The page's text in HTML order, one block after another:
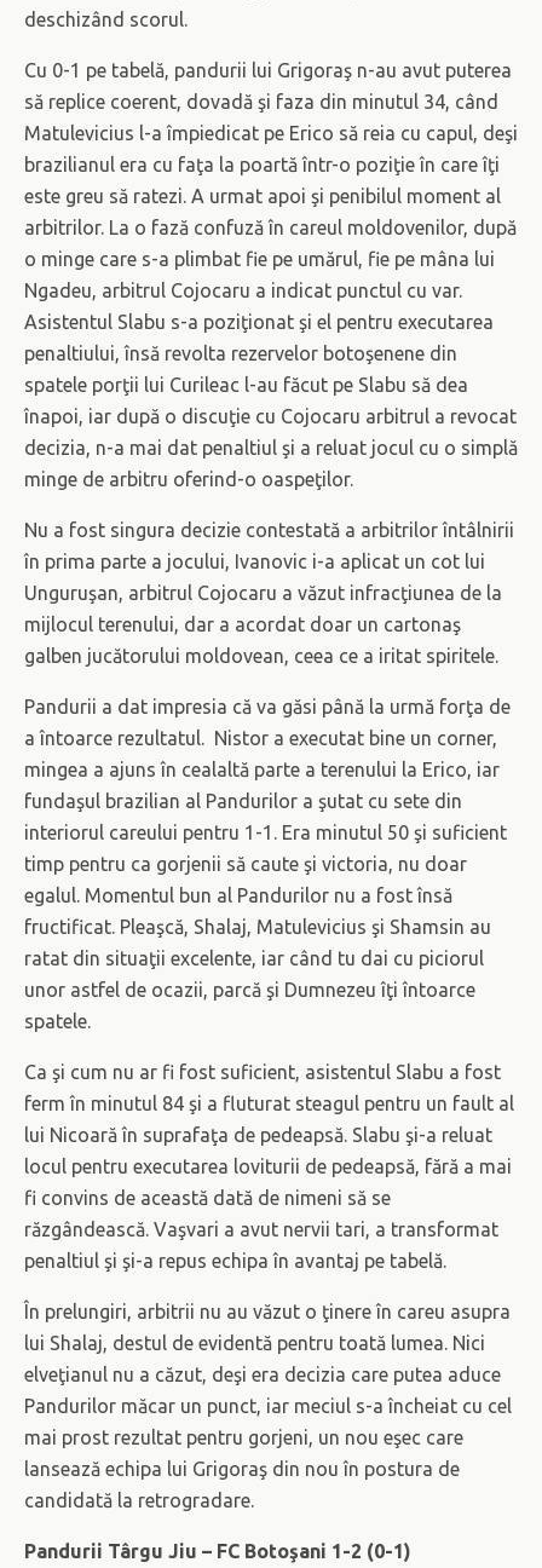
deschizând scorul.
Cu 0-1 pe tabelă, pandurii lui Grigoraş n-au avut puterea
să replice coerent, dovadă şi faza din minutul 34, când
Matulevicius l-a împiedicat pe Erico să reia cu capul, deşi
brazilianul era cu faţa la poartă într-o poziţie în care îţi
este greu să ratezi. A urmat apoi şi penibilul moment al
arbitrilor. La o fază confuză în careul moldovenilor, după
o minge care s-a plimbat fie pe umărul, fie pe mâna lui
Ngadeu, arbitrul Cojocaru a indicat punctul cu var.
Asistentul Slabu s-a poziţionat şi el pentru executarea
penaltiului, însă revolta rezervelor botoşenene din
spatele porţii lui Curileac l-au făcut pe Slabu să dea
înapoi, iar după o discuţie cu Cojocaru arbitrul a revocat
decizia, n-a mai dat penaltiul şi a reluat jocul cu o simplă
minge de arbitru oferind-o oaspeţilor.
Nu a fost singura decizie contestată a arbitrilor întâlnirii
în prima parte a jocului, Ivanovic i-a aplicat un cot lui
Unguruşan, arbitrul Cojocaru a văzut infracţiunea de la
mijlocul terenului, dar a acordat doar un cartonaş
galben jucătorului moldovean, ceea ce a iritat spiritele.
Pandurii a dat impresia că va găsi până la urmă forţa de
a întoarce rezultatul. Nistor a executat bine un corner,
mingea a ajuns în cealaltă parte a terenului la Erico, iar
fundaşul brazilian al Pandurilor a şutat cu sete din
interiorul careului pentru 1-1. Era minutul 50 şi suficient
timp pentru ca gorjenii să caute şi victoria, nu doar
egalul. Momentul bun al Pandurilor nu a fost însă
fructificat. Pleaşcă, Shalaj, Matulevicius şi Shamsin au
ratat din situaţii excelente, iar când tu dai cu piciorul
unor astfel de ocazii, parcă şi Dumnezeu îţi întoarce
spatele.
Ca şi cum nu ar fi fost suficient, asistentul Slabu a fost
ferm în minutul 84 şi a fluturat steagul pentru un fault al
lui Nicoară în suprafaţa de pedeapsă. Slabu şi-a reluat
locul pentru executarea loviturii de pedeapsă, fără a mai
fi convins de această dată de nimeni să se
răzgândească. Vaşvari a avut nervii tari, a transformat
penaltiul şi şi-a repus echipa în avantaj pe tabelă.
În prelungiri, arbitrii nu au văzut o ţinere în careu asupra
lui Shalaj, destul de evidentă pentru toată lumea. Nici
elveţianul nu a căzut, deşi era decizia care putea aduce
Pandurilor măcar un punct, iar meciul s-a încheiat cu cel
mai prost rezultat pentru gorjeni, un nou eşec care
lansează echipa lui Grigoraş din nou în postura de
candidată la retrogradare.
Pandurii Târgu Jiu – FC Botoşani 1-2 (0-1)